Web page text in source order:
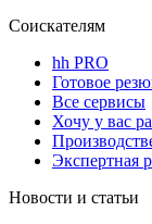
Соискателям
hh PRO
Готовое
Все сервисы
Хочу у вас
Экспертная
Новости и статьи